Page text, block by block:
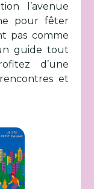
l’avenue
pour fêter
pas comme
guide tout
d’une
et